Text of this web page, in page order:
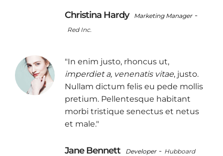
Christina Hardy Marketing Manager -
Red Inc.
"In enim justo, rhoncus ut,
imperdiet a, venenatis vitae, justo.
Nullam dictum felis eu pede mollis
pretium. Pellentesque habitant
morbi tristique senectus et netus
et male."
Jane Bennett Developer - Hubboard